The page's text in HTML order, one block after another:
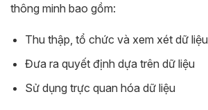
thông minh bao gồm:
Thu thập, tổ chức và xem xét dữ liệu
Đưa ra quyết định dựa trên dữ liệu
Sử dụng trực quan hóa dữ liệu